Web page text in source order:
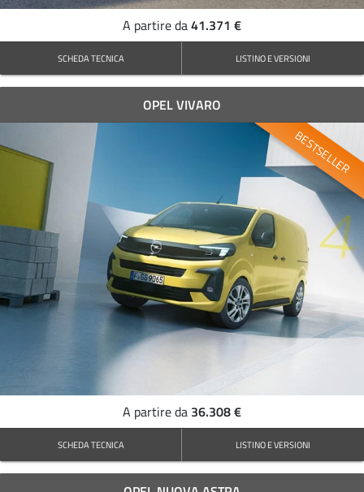
A partire da41.371 €
SCHEDA TECNICA LISTINO E VERSIONI
OPEL VIVARO
BESTSELLER
A partire da 36.308 €
SCHEDA TECNICA LISTINO E VERSIONI